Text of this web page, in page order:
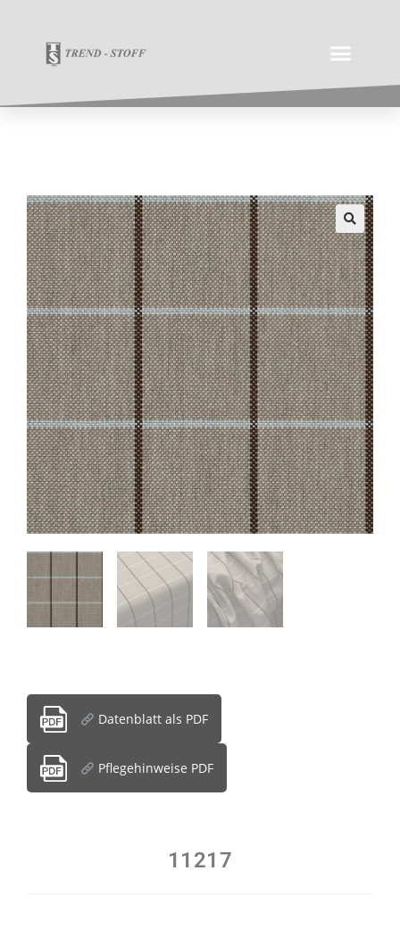
Datenblatt als PDF
Pflegehinweise PDF
11217